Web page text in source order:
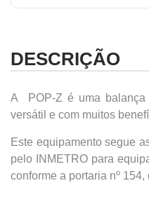
DESCRIÇÃO
A POP-Z é uma balança
versátil e com muitos
Este equipamento segue
pelo INMETRO para
conforme a portaria nº